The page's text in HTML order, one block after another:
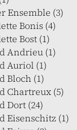
Ensemble (3)
Bonis (4)
Bost (1)
Andrieu (1)
Auriol (1)
Bloch (1)
Chartreux (5)
Dort (24)
Eisenschitz (1)